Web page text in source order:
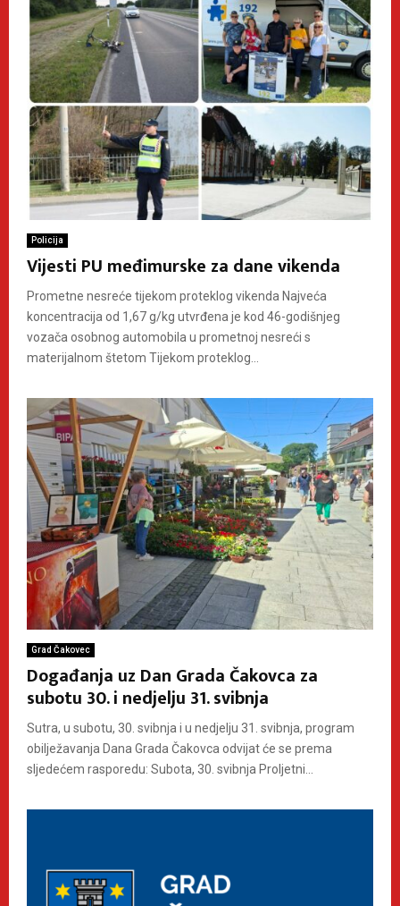
Policija
Vijesti PU međimurske za dane vikenda
Prometne nesreće tijekom proteklog vikenda Najveća
koncentracija od 1,67 g/kg utvrđena je kod 46-godišnjeg
vozača osobnog automobila u prometnoj nesreći s
materijalnom štetom Tijekom proteklog...
Grad Čakovec
Događanja uz Dan Grada Čakovca za
subotu 30. i nedjelju 31. svibnja
Sutra, u subotu, 30. svibnja i u nedjelju 31. svibnja, program
obilježavanja Dana Grada Čakovca odvijat će se prema
sljedećem rasporedu: Subota, 30. svibnja Proljetni...